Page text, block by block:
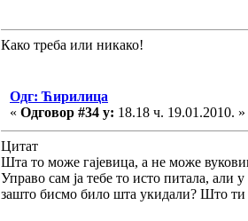
Како треба или никако!
Одг: Ћирилица
« Одговор #34 у: 18.18 ч. 19.01.2010. »
Цитат
Шта то може гајевица, а не може
Управо сам ја тебе то исто питала,
зашто бисмо било шта укидали? Што ти